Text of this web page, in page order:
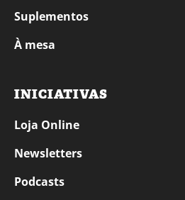
Suplementos
À mesa
INICIATIVAS
Loja Online
Newsletters
Podcasts